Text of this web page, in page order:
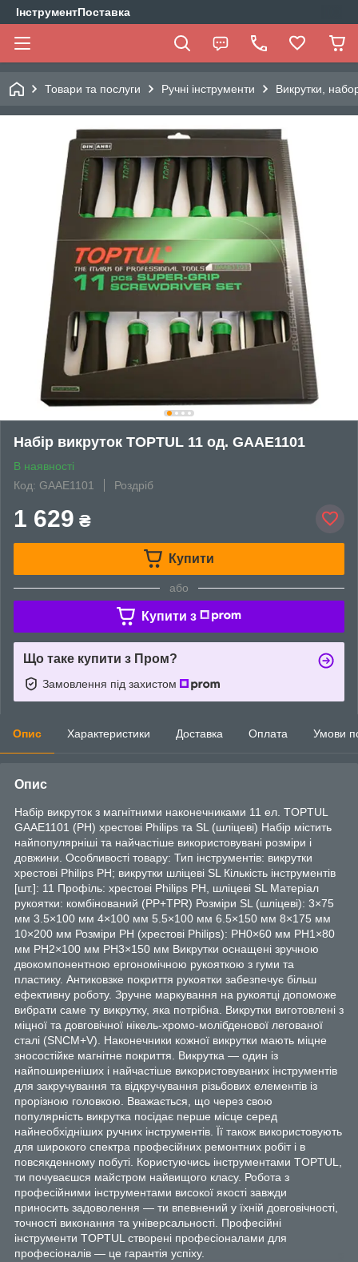
ІнструментПоставка
Товари та послуги Ручні інструменти Викрутки,
Набір викруток TOPTUL 11 од. GAAE1101
В наявності
Код: GAAE1101
Роздріб
1 629 ₴
Купити
або
Купити з
Що таке купити з Пром?
Замовлення під захистом
Опис Характеристики Доставка Оплата Умови
Опис
Набір викруток з магнітними наконечниками 11 ел. TOPTUL
GAAE1101 (PH) хрестові Philips та SL (шліцеві) Набір містить
найпопулярніші та найчастіше використовувані розміри і
довжини. Особливості товару: Тип інструментів: викрутки
хрестові Philips PH; викрутки шліцеві SL Кількість інструментів
[шт.]: 11 Профіль: хрестові Philips PH, шліцеві SL Матеріал
рукоятки: комбінований (PP+TPR) Розміри SL (шліцеві): 3×75
мм 3.5×100 мм 4×100 мм 5.5×100 мм 6.5×150 мм 8×175 мм
10×200 мм Розміри PH (хрестові Philips): PH0×60 мм PH1×80
мм PH2×100 мм PH3×150 мм Викрутки оснащені зручною
двокомпонентною ергономічною рукояткою з гуми та
пластику. Антиковзке покриття рукоятки забезпечує більш
ефективну роботу. Зручне маркування на рукоятці допоможе
вибрати саме ту викрутку, яка потрібна. Викрутки виготовлені з
міцної та довговічної нікель-хромо-молібденової легованої
сталі (SNCM+V). Наконечники кожної викрутки мають міцне
зносостійке магнітне покриття. Викрутка — один із
найпоширеніших і найчастіше використовуваних інструментів
для закручування та відкручування різьбових елементів із
прорізною головкою. Вважається, що через свою
популярність викрутка посідає перше місце серед
найнеобхідніших ручних інструментів. Її також використовують
для широкого спектра професійних ремонтних робіт і в
повсякденному побуті. Користуючись інструментами TOPTUL,
ти почуваєшся майстром найвищого класу. Робота з
професійними інструментами високої якості завжди
приносить задоволення — ти впевнений у їхній довговічності,
точності виконання та універсальності. Професійні
інструменти TOPTUL створені професіоналами для
професіоналів — це гарантія успіху.